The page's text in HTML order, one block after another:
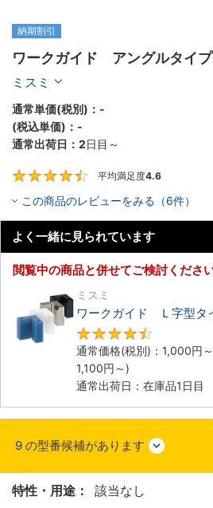
納期割引
ワークガイド　アングルタイプ
ミスミ
通常単価(税別)： -
(税込単価)： -
通常出荷日： 2日目～
平均満足度4.6
この商品のレビューをみる（6件）
よく一緒に見られています
閲覧中の商品と併せてご検討くださ
ミスミ
ワークガイド Ｌ字型タ
通常価格(税別)： 1,000円 ～
1,100円 ～)
通常出荷日：在庫品1日目
9 の型番候補があります
特性・用途： 該当なし